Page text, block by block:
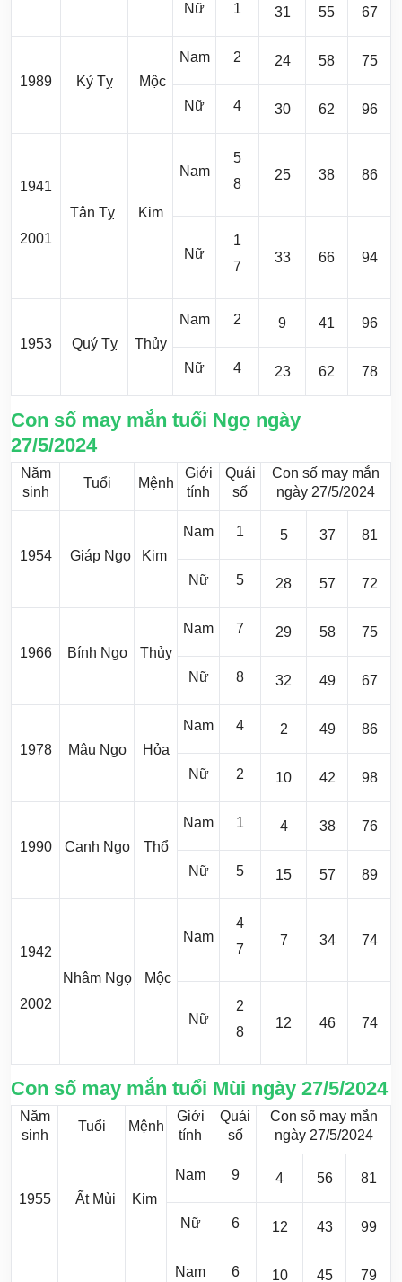
Nữ 1 31 55 67
1989 Kỷ Tỵ Mộc
Nam 2 24 58 75
Nữ 4 30 62 96
1941
2001
Tân Tỵ Kim
Nam
5
8
25 38 86
Nữ
1
7
33 66 94
1953 Quý Tỵ Thủy
Nam 2 9 41 96
Nữ 4 23 62 78
Con số may mắn tuổi Ngọ ngày
27/5/2024
Năm
sinh
Tuổi Mệnh
Giới
tính
Quái
số
Con số may mắn
ngày 27/5/2024
1954 Giáp Ngọ Kim
Nam 1 5 37 81
Nữ 5 28 57 72
1966 Bính Ngọ Thủy
Nam 7 29 58 75
Nữ 8 32 49 67
1978 Mậu Ngọ Hỏa
Nam 4 2 49 86
Nữ 2 10 42 98
1990 Canh Ngọ Thổ
Nam 1 4 38 76
Nữ 5 15 57 89
1942
2002
Nhâm Ngọ Mộc
Nam
4
7
7 34 74
Nữ
2
8
12 46 74
Con số may mắn tuổi Mùi ngày 27/5/2024
Năm
sinh
Tuổi Mệnh
Giới
tính
Quái
số
Con số may mắn
ngày 27/5/2024
1955 Ất Mùi Kim
Nam 9 4 56 81
Nữ 6 12 43 99
Nam 6 10 45 79